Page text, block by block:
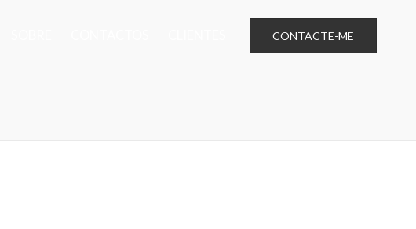
CONTACTE-ME